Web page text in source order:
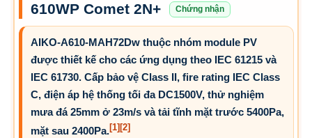
610WP Comet 2N+
Chứng nhận
AIKO-A610-MAH72Dw thuộc nhóm module PV
được thiết kế cho các ứng dụng theo IEC 61215 và
IEC 61730. Cấp bảo vệ Class II, fire rating IEC Class
C, điện áp hệ thống tối đa DC1500V, thử nghiệm
mưa đá 25mm ở 23m/s và tải tĩnh mặt trước 5400Pa,
mặt sau 2400Pa.[1] [2]